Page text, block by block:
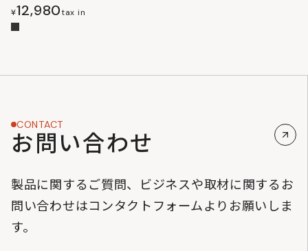
¥12,980tax in
CONTACT
お問い合わせ
製品に関するご質問、ビジネスや取材に関するお
問い合わせはコンタクトフォームよりお願いしま
す。